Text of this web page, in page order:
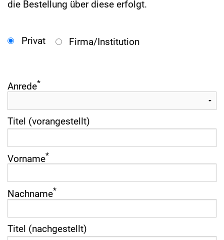
die Bestellung über diese erfolgt.
Privat Firma/Institution
Anrede*
Titel (vorangestellt)
Vorname*
Nachname*
Titel (nachgestellt)